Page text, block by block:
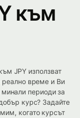
към
JPY използват
реално време и Ви
периоди за
курс? Задайте
когато курсът